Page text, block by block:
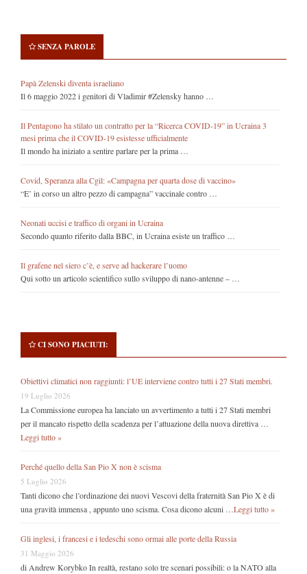
SENZA PAROLE
Papà Zelenski diventa israeliano
Il 6 maggio 2022 i genitori di Vladimir #Zelensky hanno …
Il Pentagono ha stilato un contratto per la “Ricerca COVID-19” in Ucraina 3
mesi prima che il COVID-19 esistesse ufficialmente
Il mondo ha iniziato a sentire parlare per la prima …
Covid, Speranza alla Cgil: «Campagna per quarta dose di vaccino»
“E’ in corso un altro pezzo di campagna” vaccinale contro …
Neonati uccisi e traffico di organi in Ucraina
Secondo quanto riferito dalla BBC, in Ucraina esiste un traffico …
Il grafene nel siero c’è, e serve ad hackerare l’uomo
Qui sotto un articolo scientifico sullo sviluppo di nano-antenne – …
CI SONO PIACIUTI:
Obiettivi climatici non raggiunti: l’UE interviene contro tutti i 27 Stati membri.
19 Luglio 2026
La Commissione europea ha lanciato un avvertimento a tutti i 27 Stati membri
per il mancato rispetto della scadenza per l’attuazione della nuova direttiva …
Leggi tutto »
Perché quello della San Pio X non è scisma
5 Luglio 2026
Tanti dicono che l’ordinazione dei nuovi Vescovi della fraternità San Pio X è di
una gravità immensa , appunto uno scisma. Cosa dicono alcuni … Leggi tutto »
Gli inglesi, i francesi e i tedeschi sono ormai alle porte della Russia
31 Maggio 2026
di Andrew Korybko In realtà, restano solo tre scenari possibili: o la NATO alla